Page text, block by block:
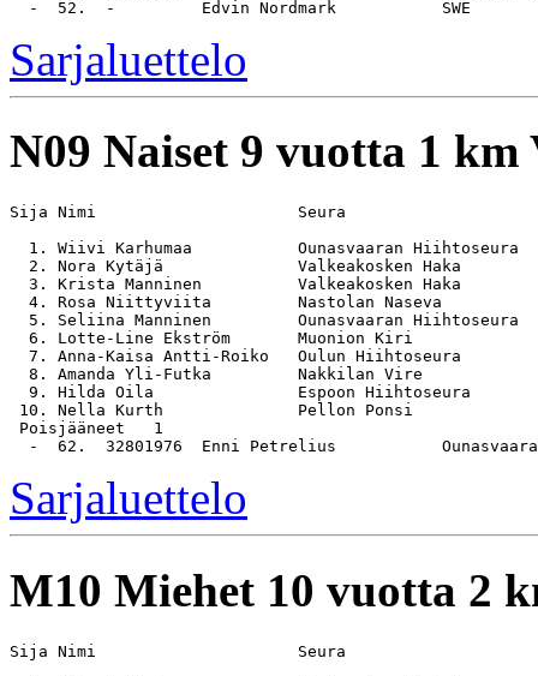
Sarjaluettelo
N09 Naiset 9 vuotta 1 km
Sija Nimi                     Seura
1. Wiivi Karhumaa           Ounasvaaran Hiihtoseura
2. Nora Kytäjä              Valkeakosken Haka
3. Krista Manninen          Valkeakosken Haka
4. Rosa Niittyviita         Nastolan Naseva
5. Seliina Manninen         Ounasvaaran Hiihtoseura
6. Lotte-Line Ekström       Muonion Kiri
7. Anna-Kaisa Antti-Roiko   Oulun Hiihtoseura
8. Amanda Yli-Futka         Nakkilan Vire
9. Hilda Oila               Espoon Hiihtoseura
10. Nella Kurth              Pellon Ponsi
Poisjääneet   1
Sarjaluettelo
M10 Miehet 10 vuotta 2
Sija Nimi                     Seura